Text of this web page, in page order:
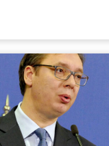
HŽ Cargo и